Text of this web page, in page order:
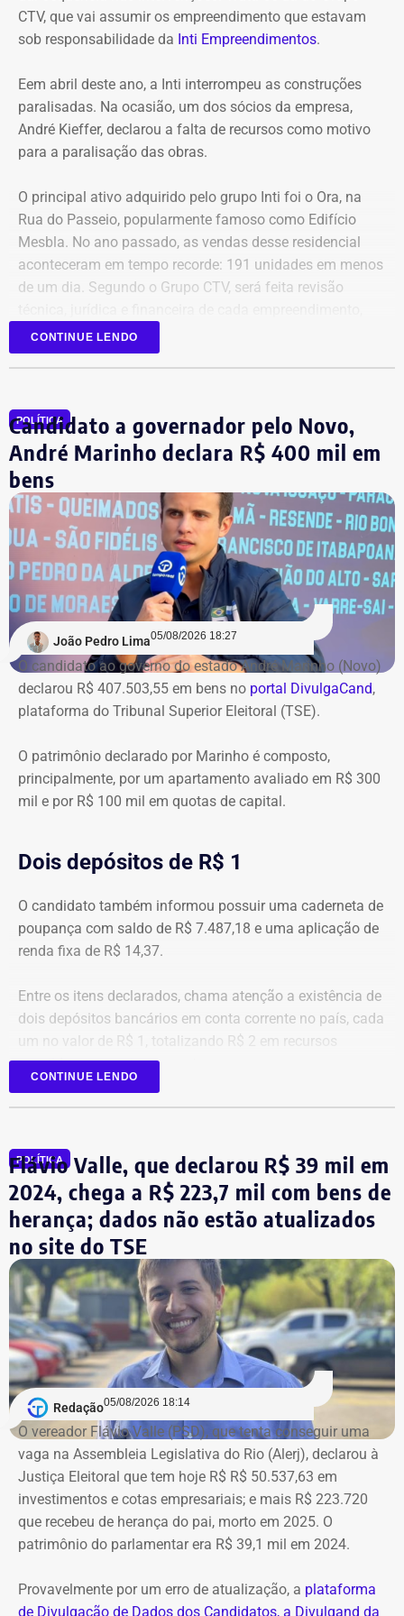
COM INFORMAÇÕES DO RJ2/TV GLOBO
CTV, que vai assumir os empreendimento que estavam
sob responsabilidade da Inti Empreendimentos.
Eem abril deste ano, a Inti interrompeu as construções
paralisadas. Na ocasião, um dos sócios da empresa,
André Kieffer, declarou a falta de recursos como motivo
para a paralisação das obras.
O principal ativo adquirido pelo grupo Inti foi o Ora, na
Rua do Passeio, popularmente famoso como Edifício
Mesbla. No ano passado, as vendas desse residencial
aconteceram em tempo recorde: 191 unidades em menos
de um dia. Segundo o Grupo CTV, será feita revisão
antes da retomada dos canteiros. Cronogramas de
entrega terão novas datas. Também haverá a definição
a Artesanal investimentos.
CONTINUE LENDO
POLÍTICA
Candidato a governador pelo Novo,
André Marinho declara R$ 400 mil em
bens
João Pedro Lima05/08/2026 18:27
O candidato ao governo do estado André Marinho (Novo)
declarou R$ 407.503,55 em bens no portal DivulgaCand,
plataforma do Tribunal Superior Eleitoral (TSE).
O patrimônio declarado por Marinho é composto,
principalmente, por um apartamento avaliado em R$ 300
mil e por R$ 100 mil em quotas de capital.
Dois depósitos de R$ 1
O candidato também informou possuir uma caderneta de
poupança com saldo de R$ 7.487,18 e uma aplicação de
renda fixa de R$ 14,37.
Entre os itens declarados, chama atenção a existência de
dois depósitos bancários em conta corrente no país, cada
um no valor de R$ 1, totalizando R$ 2 em recursos
mantidos em contas correntes.
A tenente-coronel da Polícia Militar Erigreyce Monteiro
em bens, relativos a um apartamento.
Bens declarados por André Marinho (Novo) à Justiça Eleitoral — Foto:
Reprodução/Divulgacand
CONTINUE LENDO
POLÍTICA
Flávio Valle, que declarou R$ 39 mil em
2024, chega a R$ 223,7 mil com bens de
herança; dados não estão atualizados
no site do TSE
Redação05/08/2026 18:14
O vereador Flávio Valle (PSD), que tenta conseguir uma
vaga na Assembleia Legislativa do Rio (Alerj), declarou à
Justiça Eleitoral que tem hoje R$ R$ 50.537,63 em
investimentos e cotas empresariais; e mais R$ 223.720
que recebeu de herança do pai, morto em 2025. O
patrimônio do parlamentar era R$ 39,1 mil em 2024.
Provavelmente por um erro de atualização, a plataforma
de Divulgação de Dados dos Candidatos, a Divulgand da